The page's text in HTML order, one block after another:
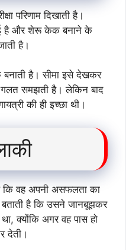
परिणाम दिखाती है।
है और शेरू केक बनाने के
है।
है। सीमा इसे देखकर
गलत समझती है। लेकिन बाद
की ही इच्छा थी।
है कि वह अपनी असफलता का
बताती है कि उसने जानबूझकर
क्योंकि अगर वह पास हो
देती।